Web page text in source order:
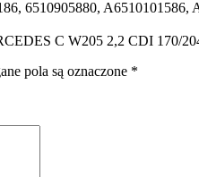
6510905880, A6510101586,
C W205 2,2 CDI 170/
pola są oznaczone *